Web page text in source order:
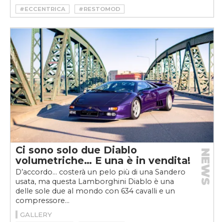
#ECCENTRICA #RESTOMOD
Ci sono solo due Diablo
volumetriche… E una è in vendita!
D’accordo… costerà un pelo più di una Sandero
usata, ma questa Lamborghini Diablo è una
delle sole due al mondo con 634 cavalli e un
compressore...
NEWS
GALLERY